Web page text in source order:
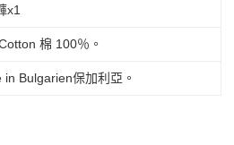
x1
棉 100％。
in Bulgarien保加利亞。